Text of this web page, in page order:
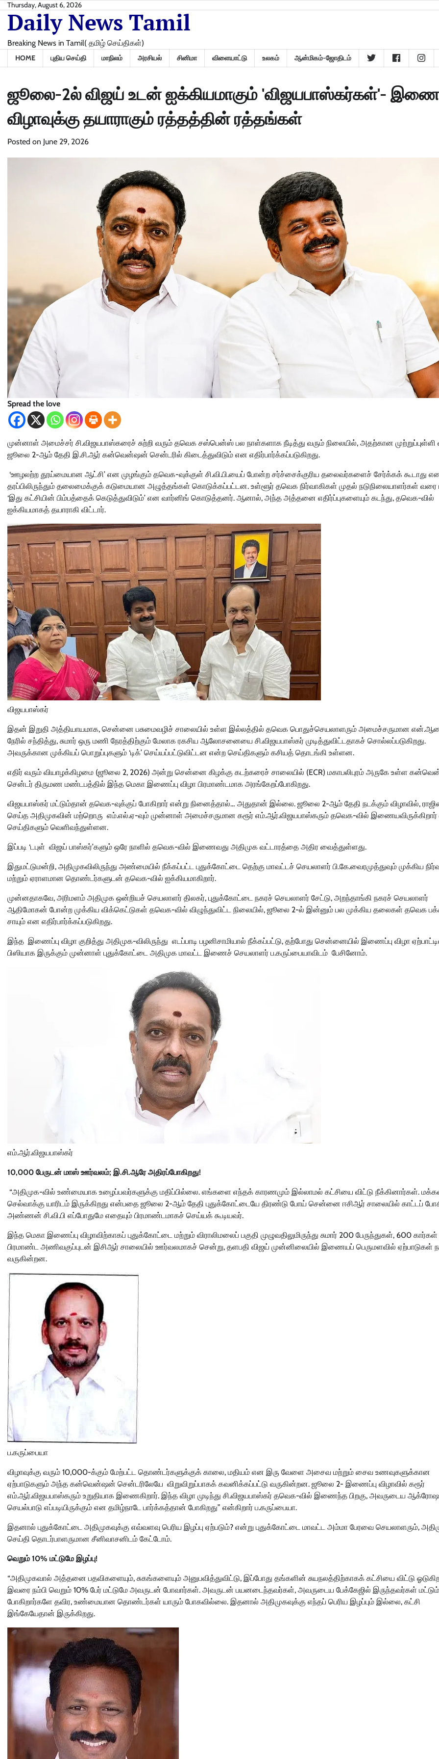
Skip
content
Thursday, August 6, 2026
Daily News Tamil
Breaking News in Tamil( தமிழ் செய்திகள்)
HOME புதிய செய்தி மாநிலம் அரசியல் சினிமா விளையாட்டு உலகம் ஆன்மிகம்-ஜோதிடம்
ஜூலை-2ல் விஜய் உடன் ஐக்கியமாகும் 'விஜயபாஸ்கர்கள்'-
விழாவுக்கு தயாராகும் ரத்தத்தின் ரத்தங்கள்
Posted on June 29, 2026
Spread the love
முன்னாள் அமைச்சர் சி.விஜயபாஸ்கரைச் சுற்றி வரும் தவெக சஸ்பென்ஸ் பல நாள்களாக நீடித்து வரும் நிலையில், அதற்கான முற்றுப்புள்ளி
ஜூலை 2-ஆம் தேதி இ.சி.ஆர் கன்வென்ஷன் சென்டரில் கிடைத்துவிடும் என எதிர்பார்க்கப்படுகிறது.
‘ஊழலற்ற தூய்மையான ஆட்சி’ என முழங்கும் தவெக-வுக்குள் சி.வி.பி.யைப் போன்ற சர்ச்சைக்குரிய தலைவர்களைச் சேர்க்கக் கூடாது
தரப்பிலிருந்தும் தலைமைக்குக் கடுமையான அழுத்தங்கள் கொடுக்கப்பட்டன. உள்ளூர் தவெக நிர்வாகிகள் முதல் நடுநிலையாளர்கள் வரை
‘இது கட்சியின் பிம்பத்தைக் கெடுத்துவிடும்’ என வார்னிங் கொடுத்தனர். ஆனால், அந்த அத்தனை எதிர்ப்புகளையும் கடந்து, தவெக-வில்
ஐக்கியமாகத் தயாராகி விட்டார்.
விஜயபாஸ்கர்
இதன் இறுதி அத்தியாயமாக, சென்னை பசுமைவழிச் சாலையில் உள்ள இல்லத்தில் தவெக பொதுச்செயலாளரும் அமைச்சருமான
நேரில் சந்தித்து, சுமார் ஒரு மணி நேரத்திற்கும் மேலாக ரகசிய ஆலோசனையை சி.விஜயபாஸ்கர் முடித்துவிட்டதாகச் சொல்லப்படுகிறது.
அவருக்கான முக்கியப் பொறுப்புகளும் ‘டிக்’ செய்யப்பட்டுவிட்டன என்ற செய்திகளும் கசியத் தொடங்கி உள்ளன.
எதிர் வரும் வியாழக்கிழமை (ஜூலை 2, 2026) அன்று சென்னை கிழக்கு கடற்கரைச் சாலையில் (ECR) மகாபலிபுரம் அருகே உள்ள
சென்டர் திருமண மண்டபத்தில் இந்த மெகா இணைப்பு விழா பிரமாண்டமாக அரங்கேறப்போகிறது.
விஜயபாஸ்கர் மட்டும்தான் தவெக-வுக்குப் போகிறார் என்று நினைத்தால்… அதுதான் இல்லை. ஜூலை 2-ஆம் தேதி நடக்கும் விழாவில்,
செய்த அதிமுகவின் மற்றொரு எம்.எல்.ஏ-வும் முன்னாள் அமைச்சருமான கரூர் எம்.ஆர்.விஜயபாஸ்கரும் தவெக-வில்
செய்திகளும் வெளிவந்துள்ளன.
இப்படி ‘டபுள் விஜய் பாஸ்கர்’களும் ஒரே நாளில் தவெக-வில் இணைவது அதிமுக வட்டாரத்தை அதிர வைத்துள்ளது.
இதுமட்டுமன்றி, அதிமுகவிலிருந்து அண்மையில் நீக்கப்பட்ட புதுக்கோட்டை தெற்கு மாவட்டச் செயலாளர் பி.கே.வைரமுத்துவும் முக்கிய
மற்றும் ஏராளமான தொண்டர்களுடன் தவெக-வில் ஐக்கியமாகிறார்.
முன்னதாகவே, அரிமளம் அதிமுக ஒன்றியச் செயலாளர் திலகர், புதுக்கோட்டை நகரச் செயலாளர் சேட்டு, அறந்தாங்கி நகரச் செயலாளர்
ஆதிமோகன் போன்ற முக்கிய விக்கெட்டுகள் தவெக-வில் விழுந்துவிட்ட நிலையில், ஜூலை 2-ல் இன்னும் பல முக்கிய தலைகள் தவெக
சாயும் என எதிர்பார்க்கப்படுகிறது.
இந்த இணைப்பு விழா குறித்து அதிமுக-விலிருந்து எடப்பாடி பழனிசாமியால் நீக்கப்பட்டு, தற்போது சென்னையில் இணைப்பு விழா
பிஸியாக இருக்கும் முன்னாள் புதுக்கோட்டை அதிமுக மாவட்ட இணைச் செயலாளர் ப.கருப்பையாவிடம் பேசினோம்.
எம்.ஆர்.விஜயபாஸ்கர்
10,000 பேருடன் மாஸ் ஊர்வலம்; இ.சி.ஆரே அதிரப்போகிறது!
“அதிமுக-வில் உண்மையாக உழைப்பவர்களுக்கு மதிப்பில்லை. எங்களை எந்தக் காரணமும் இல்லாமல் கட்சியை விட்டு நீக்கினார்கள்.
செல்வாக்கு யாரிடம் இருக்கிறது என்பதை ஜூலை 2-ஆம் தேதி புதுக்கோட்டையே திரண்டு போய் சென்னை ஈசிஆர் சாலையில் காட்டப்
அண்ணன் சி.வி.பி எப்போதுமே எதையும் பிரமாண்டமாகச் செய்யக் கூடியவர்.
இந்த மெகா இணைப்பு விழாவிற்காகப் புதுக்கோட்டை மற்றும் விராலிமலைப் பகுதி முழுவதிலுமிருந்து சுமார் 200 பேருந்துகள், 600
பிரமாண்ட அணிவகுப்புடன் இசிஆர் சாலையில் ஊர்வலமாகச் சென்று, தளபதி விஜய் முன்னிலையில் இணையப் பெருமளவில் ஏற்பாடுகள்
வருகின்றன.
ப.கருப்பையா
விழாவுக்கு வரும் 10,000-க்கும் மேற்பட்ட தொண்டர்களுக்குக் காலை, மதியம் என இரு வேளை அசைவ மற்றும் சைவ உணவுகளுக்கான
ஏற்பாடுகளும் அந்த கன்வென்ஷன் சென்டரிலேயே விறுவிறுப்பாகக் கவனிக்கப்பட்டு வருகின்றன. ஜூலை 2- இணைப்பு விழாவில் கரூர்
எம்.ஆர்.விஜயபாஸ்கரும் உறுதியாக இணைகிறார். இந்த விழா முடிந்து சி.விஜயபாஸ்கர் தவெக-வில் இணைந்த பிறகு, அவருடைய
செயல்பாடு எப்படியிருக்கும் என தமிழ்நாடே பார்க்கத்தான் போகிறது” என்கிறார் ப.கருப்பையா.
இதனால் புதுக்கோட்டை அதிமுகவுக்கு எவ்வளவு பெரிய இழப்பு ஏற்படும்? என்று புதுக்கோட்டை மாவட்ட அம்மா பேரவை செயலாளரும்,
செய்தி தொடர்பாளருமான சீனிவாசனிடம் கேட்டோம்.
வெறும் 10% மட்டுமே இழப்பு!
“அதிமுகவால் அத்தனை பதவிகளையும், சுகங்களையும் அனுபவித்துவிட்டு, இப்போது தங்களின் சுயநலத்திற்காகக் கட்சியை விட்டு
இவரை நம்பி வெறும் 10% பேர் மட்டுமே அவருடன் போவார்கள். அவருடன் பயனடைந்தவர்கள், அவருடைய பேக்கேஜில் இருந்தவர்கள்
போகிறார்களே தவிர, உண்மையான தொண்டர்கள் யாரும் போகவில்லை. இதனால் அதிமுகவுக்கு எந்தப் பெரிய இழப்பும் இல்லை, கட்சி
இங்கேயேதான் இருக்கிறது.